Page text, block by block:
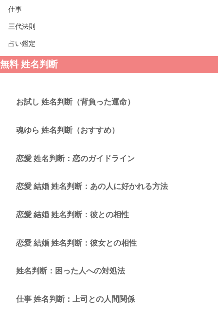
仕事
三代法則
占い鑑定
無料 姓名判断
お試し 姓名判断（背負った運命）
魂ゆら 姓名判断（おすすめ）
恋愛 姓名判断：恋のガイドライン
恋愛 結婚 姓名判断：あの人に好かれる方法
恋愛 結婚 姓名判断：彼との相性
恋愛 結婚 姓名判断：彼女との相性
姓名判断：困った人への対処法
仕事 姓名判断：上司との人間関係